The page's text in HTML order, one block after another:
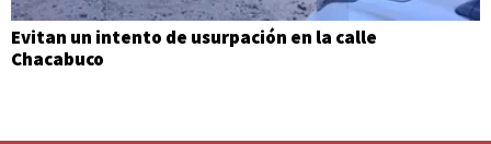
Evitan un intento de usurpación en la calle
Chacabuco